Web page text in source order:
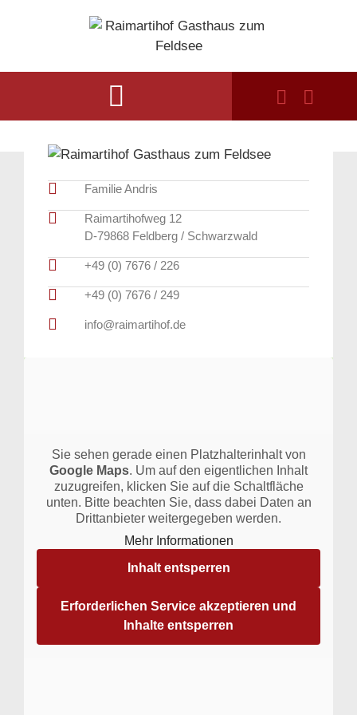
Familie Andris
Raimartihofweg 12
D-79868 Feldberg / Schwarzwald
+49 (0) 7676 / 226
+49 (0) 7676 / 249
info@raimartihof.de
Sie sehen gerade einen Platzhalterinhalt von
Google Maps. Um auf den eigentlichen Inhalt
zuzugreifen, klicken Sie auf die Schaltfläche
unten. Bitte beachten Sie, dass dabei Daten an
Drittanbieter weitergegeben werden.
Mehr Informationen
Inhalt entsperren
Erforderlichen Service akzeptieren und
Inhalte entsperren